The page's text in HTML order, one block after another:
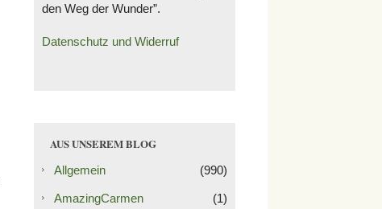
den Weg der Wunder”.
Datenschutz und Widerruf
AUS UNSEREM BLOG
Allgemein (990)
AmazingCarmen (1)